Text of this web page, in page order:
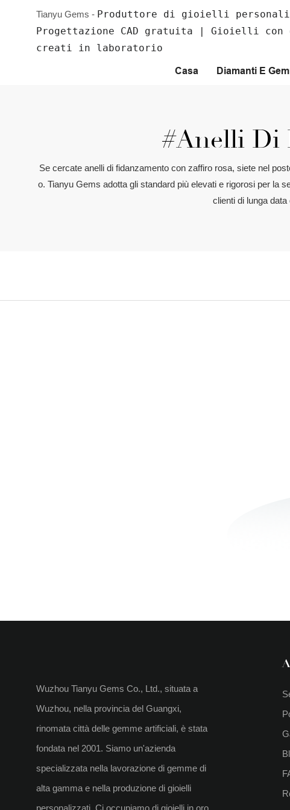
Tianyu Gems - Produttore di gioielli
Progettazione CAD gratuita | Gioielli
creati in laboratorio
Casa Diamanti E
#anelli Di
Se cercate anelli di fidanzamento con zaffiro rosa, siete nel
o. Tianyu Gems adotta gli standard più elevati e rigorosi per la
clienti di lunga
Wuzhou Tianyu Gems Co., Ltd., situata a
Wuzhou, nella provincia del Guangxi,
rinomata città delle gemme artificiali, è stata
fondata nel 2001. Siamo un'azienda
specializzata nella lavorazione di gemme di
alta gamma e nella produzione di gioielli
personalizzati. Ci occupiamo di gioielli in oro